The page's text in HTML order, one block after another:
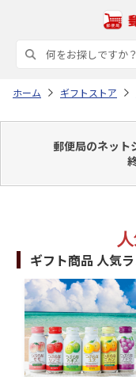
ホーム ギフトストア
郵便局のネット
ギフト商品 人気